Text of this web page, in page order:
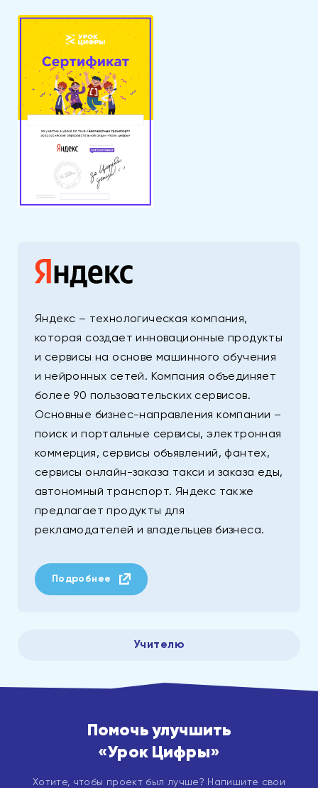
Учителю
Яндекс – технологическая компания,
которая создает инновационные продукты
и сервисы на основе машинного обучения
и нейронных сетей. Компания объединяет
более 90 пользовательских сервисов.
Основные бизнес-направления компании –
поиск и портальные сервисы, электронная
коммерция, сервисы объявлений, фантех,
сервисы онлайн-заказа такси и заказа еды,
автономный транспорт. Яндекс также
предлагает продукты для
рекламодателей и владельцев бизнеса.
Подробнее
Помочь улучшить
«Урок Цифры»
Хотите, чтобы проект был лучше? Напишите свои